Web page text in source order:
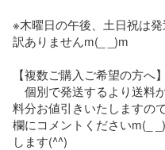
※木曜日の午後、土日祝は
訳ありませんm(_ _)m
【複数ご購入ご希望の方へ】
個別で発送するより送料
料分お値引きいたしますの
欄にコメントくださいm(_
します(^^)